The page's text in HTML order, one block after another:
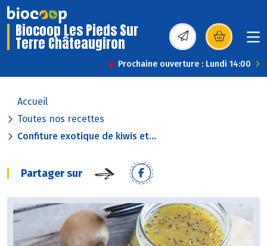
Biocoop Les Pieds Sur
Terre Châteaugiron (s’ouvre dans une
Prochaine ouverture : Lundi 14:00
Accueil
Toutes nos recettes
Confiture exotique de kiwis et...
Partager sur